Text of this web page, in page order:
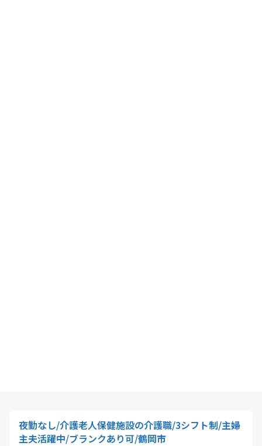
夜勤なし/介護老人保健施設の介護職/3シフト制/主婦
主夫活躍中/ブランクあり可/鶴岡市